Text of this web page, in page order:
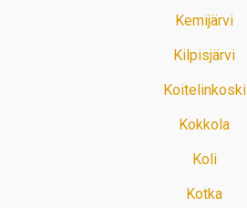
Kemijärvi
Kilpisjärvi
Koitelinkoski
Kokkola
Koli
Kotka